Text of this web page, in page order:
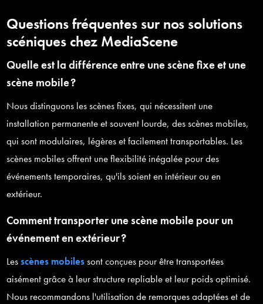
Questions fréquentes sur nos solutions
scéniques chez MediaScene
Quelle est la différence entre une scène fixe et une
scène mobile ?
Nous distinguons les scènes fixes, qui nécessitent une
installation permanente et souvent lourde, des scènes mobiles,
qui sont modulaires, légères et facilement transportables. Les
scènes mobiles offrent une flexibilité inégalée pour des
événements temporaires, qu'ils soient en intérieur ou en
extérieur.
Comment transporter une scène mobile pour un
événement en extérieur ?
Lesscènes mobilessont conçues pour être transportées
aisément grâce à leur structure repliable et leur poids optimisé.
Nous recommandons l'utilisation de remorques adaptées et de